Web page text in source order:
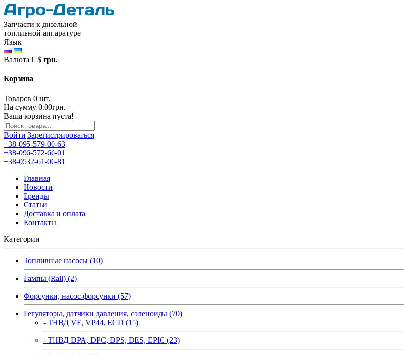
Запчасти к дизельной
топливной аппаратуре
Язык
Валюта € $ грн.
Корзина
Товаров 0 шт.
На сумму 0.00грн.
Ваша корзина пуста!
Войти Зарегистрироваться
+38-095-579-00-63
+38-096-572-66-01
+38-0532-61-06-81
Главная
Новости
Бренды
Статьи
Доставка и оплата
Контакты
Категории
Топливные насосы (10)
Рампы (Rail) (2)
Форсунки, насос-форсунки (57)
Регуляторы, датчики давления, соленоиды (70)
- ТНВД VE, VP44, ECD (15)
- ТНВД DPA, DPC, DPS, DES, EPIC (23)